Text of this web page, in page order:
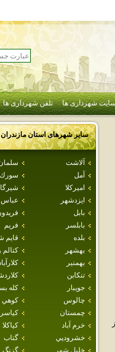
شهرداری ها تلفن شهرداری ها
سایر شهرهای استانمازندران
آلاشت
آمل
سورك
اميركلا
ايزدشهر
عباس
بابل
بابلسر
فريم
بلده
قايم
بهشهر
بهمنير
تنكابن
جويبار
كله
چالوس
كوهي
چمستان
كياسر
خرم آباد
كياكلا
خشرودپي
گتاب
خليل شهر
گزنگ